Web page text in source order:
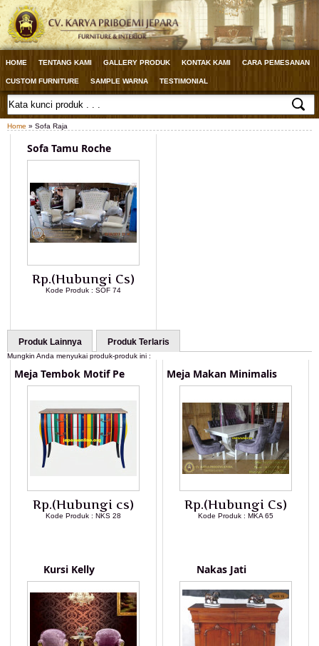
HOME TENTANG KAMI GALLERY PRODUK KONTAK KAMI CARA PEMESANAN
CUSTOM FURNITURE SAMPLE WARNA TESTIMONIAL
Home » Sofa Raja
Sofa Tamu Roche
Rp.(Hubungi Cs)
Kode Produk : SOF 74
Produk Lainnya Produk Terlaris
Mungkin Anda menyukai produk-produk ini :
Meja Tembok Motif Pe
Rp.(Hubungi cs)
Kode Produk : NKS 28
Meja Makan Minimalis
Rp.(Hubungi Cs)
Kode Produk : MKA 65
Kursi Kelly Nakas Jati